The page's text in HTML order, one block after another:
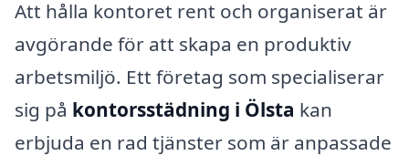
Att hålla kontoret rent och organiserat är
avgörande för att skapa en produktiv
arbetsmiljö. Ett företag som specialiserar
sig på kontorsstädning i Ölsta kan
erbjuda en rad tjänster som är anpassade